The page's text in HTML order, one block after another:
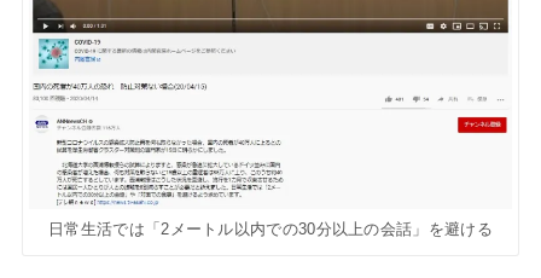
日常生活では「2メートル以内での30分以上の会話」を避ける